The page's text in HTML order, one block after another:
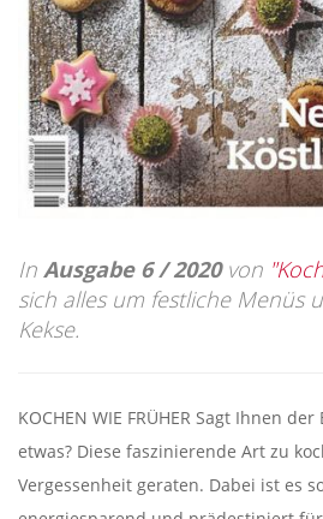
In Ausgabe 6 / 2020 von
sich alles um festliche Menüs
Kekse.
KOCHEN WIE FRÜHER Sagt Ihnen
etwas? Diese faszinierende Art zu
Vergessenheit geraten. Dabei ist es